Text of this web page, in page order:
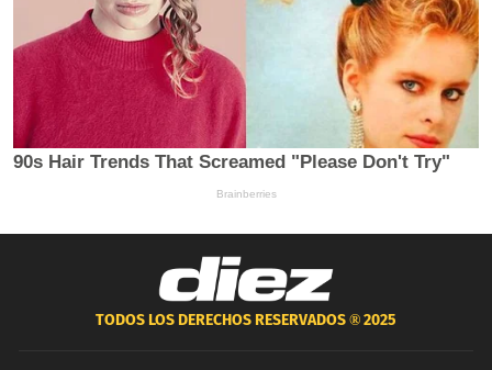
TODOS LOS DERECHOS RESERVADOS ®2025